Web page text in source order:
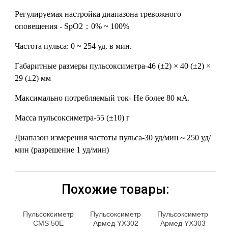
Регулируемая настройка диапазона тревожного
оповещения - SpO2：0% ~ 100%
Частота пульса: 0 ~ 254 уд. в мин.
Габаритные размеры пульсоксиметра-46 (±2) × 40 (±2) ×
29 (±2) мм
Максимально потребляемый ток- Не более 80 мА.
Масса пульсоксиметра-55 (±10) г
Диапазон измерения частоты пульса-30 уд/мин～250 уд/
мин (разрешение 1 уд/мин)
Похожие товары:
Пульсоксиметр
CMS 50E
Пульсоксиметр
Армед YX302
Пульсоксиметр
Армед YX303